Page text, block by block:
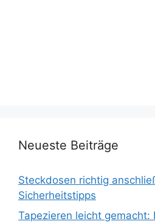
Neueste Beiträge
Steckdosen richtig
Sicherheitstipps
Tapezieren leicht gemacht: